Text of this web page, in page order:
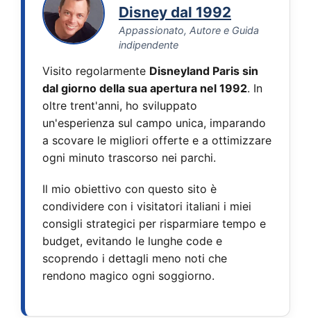
Disney dal 1992
Appassionato, Autore e Guida
indipendente
Visito regolarmente Disneyland Paris sin
dal giorno della sua apertura nel 1992. In
oltre trent'anni, ho sviluppato
un'esperienza sul campo unica, imparando
a scovare le migliori offerte e a ottimizzare
ogni minuto trascorso nei parchi.
Il mio obiettivo con questo sito è
condividere con i visitatori italiani i miei
consigli strategici per risparmiare tempo e
budget, evitando le lunghe code e
scoprendo i dettagli meno noti che
rendono magico ogni soggiorno.